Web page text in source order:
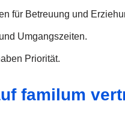
für Betreuung und
Umgangszeiten.
Priorität.
familum